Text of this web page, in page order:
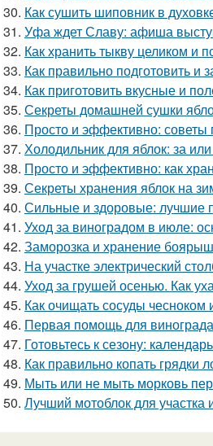
30. Как сушить шиповник в
31. Уфа ждет Славу: афиша
32. Как хранить тыкву целиком и
33. Как правильно подготовить
34. Как приготовить вкусные и
35. Секреты домашней сушки
36. Просто и эффективно:
37. Холодильник для яблок: за
38. Просто и эффективно: как
39. Секреты хранения яблок на
40. Сильные и здоровые: лучшие
41. Уход за виноградом в июле:
42. Заморозка и хранение
43. На участке электрический
44. Уход за грушей осенью. Как
45. Как очищать сосуды
46. Первая помощь для
47. Готовьтесь к сезону:
48. Как правильно копать грядки
49. Мыть или не мыть морковь
50. Лучший мотоблок для